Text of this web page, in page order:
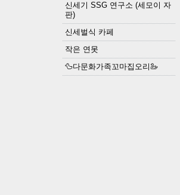
신세기 SSG 연구소 (세모이 자
판)
신세벌식 카페
작은 연못
🦆다문화가족꼬마집오리🦢